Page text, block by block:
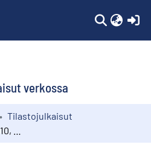
verkossa
Tilastojulkaisut